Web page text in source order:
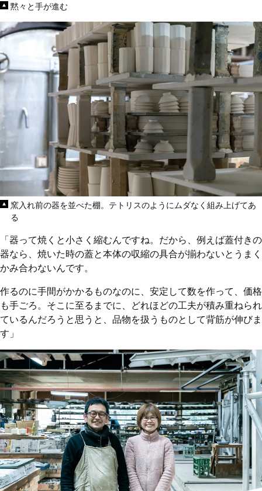
黙々と手が進む
窯入れ前の器を並べた棚。テトリスのようにムダなく組み上げてあ
る
「器って焼くと小さく縮むんですね。だから、例えば蓋付きの
器なら、焼いた時の蓋と本体の収縮の具合が揃わないとうまく
かみ合わないんです。
作るのに手間がかかるものなのに、安定して数を作って、価格
も手ごろ。そこに至るまでに、どれほどの工夫が積み重ねられ
ているんだろうと思うと、品物を扱うものとして背筋が伸びま
す」